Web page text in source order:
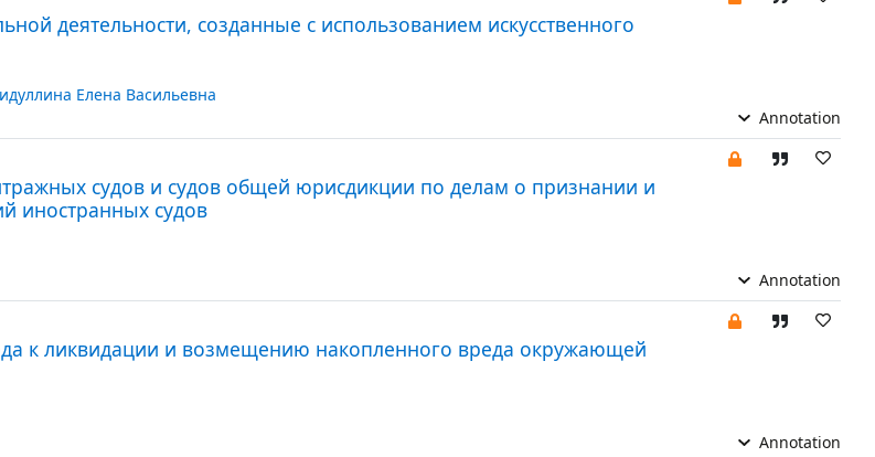
деятельности, созданные с использованием искусственного
Елена Васильевна
Annotation
судов и судов общей юрисдикции по делам о признании и
иностранных судов
Annotation
к ликвидации и возмещению накопленного вреда окружающей
Annotation